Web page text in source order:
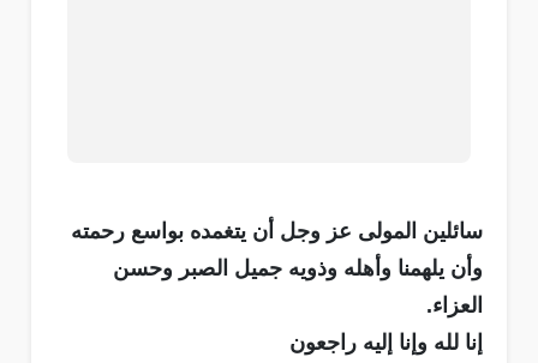
سائلين المولى عز وجل أن يتغمده بواسع رحمته
وأن يلهمنا وأهله وذويه جميل الصبر وحسن
العزاء.
إنا لله وإنا إليه راجعون